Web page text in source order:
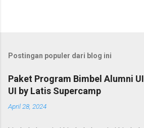
Postingan populer dari blog ini
Paket Program Bimbel Alumni
UI by Latis Supercamp
April 28, 2024